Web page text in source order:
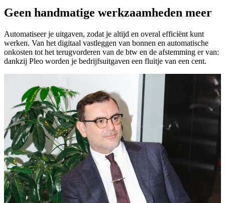
Geen handmatige werkzaamheden meer
Automatiseer je uitgaven, zodat je altijd en overal efficiënt kunt
werken. Van het digitaal vastleggen van bonnen en automatische
onkosten tot het terugvorderen van de btw en de afstemming er van:
dankzij Pleo worden je bedrijfsuitgaven een fluitje van een cent.